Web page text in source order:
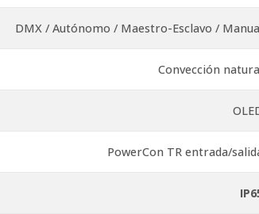
DMX / Autónomo / Maestro-Esclavo /
Convección
PowerCon TR entrada/